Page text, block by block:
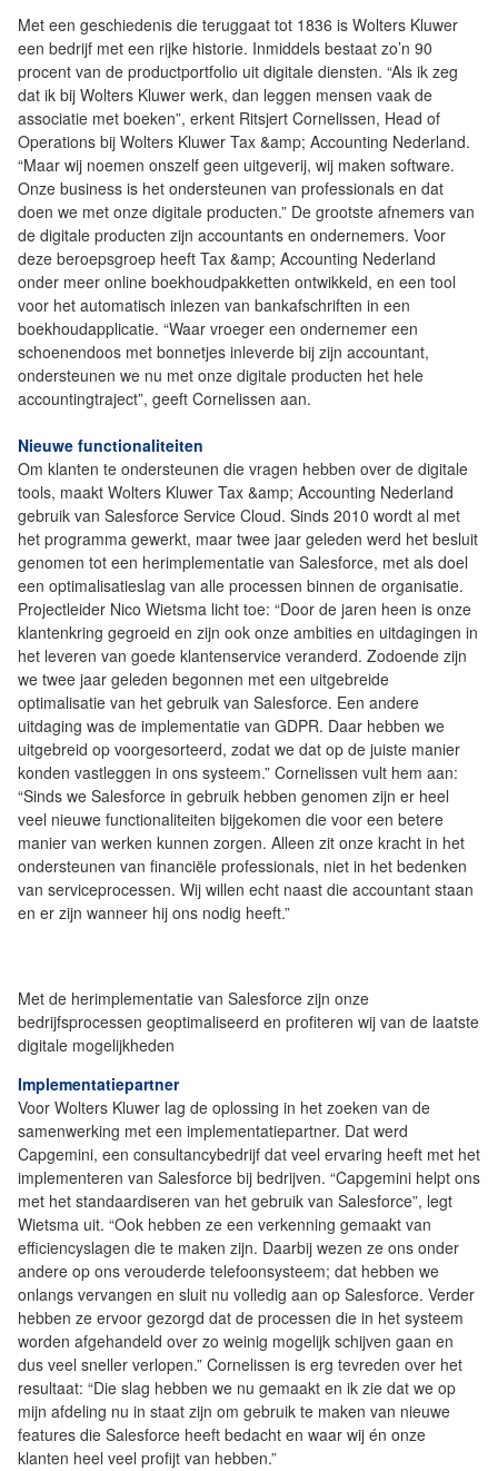
Met een geschiedenis die teruggaat tot 1836 is Wolters Kluwer
een bedrijf met een rijke historie. Inmiddels bestaat zo’n 90
procent van de productportfolio uit digitale diensten. “Als ik zeg
dat ik bij Wolters Kluwer werk, dan leggen mensen vaak de
associatie met boeken”, erkent Ritsjert Cornelissen, Head of
Operations bij Wolters Kluwer Tax &amp; Accounting Nederland.
“Maar wij noemen onszelf geen uitgeverij, wij maken software.
Onze business is het ondersteunen van professionals en dat
doen we met onze digitale producten.” De grootste afnemers van
de digitale producten zijn accountants en ondernemers. Voor
deze beroepsgroep heeft Tax &amp; Accounting Nederland
onder meer online boekhoudpakketten ontwikkeld, en een tool
voor het automatisch inlezen van bankafschriften in een
boekhoudapplicatie. “Waar vroeger een ondernemer een
schoenendoos met bonnetjes inleverde bij zijn accountant,
ondersteunen we nu met onze digitale producten het hele
accountingtraject”, geeft Cornelissen aan.
Nieuwe functionaliteiten
Om klanten te ondersteunen die vragen hebben over de digitale
tools, maakt Wolters Kluwer Tax &amp; Accounting Nederland
gebruik van Salesforce Service Cloud. Sinds 2010 wordt al met
het programma gewerkt, maar twee jaar geleden werd het besluit
genomen tot een herimplementatie van Salesforce, met als doel
een optimalisatieslag van alle processen binnen de organisatie.
Projectleider Nico Wietsma licht toe: “Door de jaren heen is onze
klantenkring gegroeid en zijn ook onze ambities en uitdagingen in
het leveren van goede klantenservice veranderd. Zodoende zijn
we twee jaar geleden begonnen met een uitgebreide
optimalisatie van het gebruik van Salesforce. Een andere
uitdaging was de implementatie van GDPR. Daar hebben we
uitgebreid op voorgesorteerd, zodat we dat op de juiste manier
konden vastleggen in ons systeem.” Cornelissen vult hem aan:
“Sinds we Salesforce in gebruik hebben genomen zijn er heel
veel nieuwe functionaliteiten bijgekomen die voor een betere
manier van werken kunnen zorgen. Alleen zit onze kracht in het
ondersteunen van financiële professionals, niet in het bedenken
van serviceprocessen. Wij willen echt naast die accountant staan
en er zijn wanneer hij ons nodig heeft.”
Met de herimplementatie van Salesforce zijn onze
bedrijfsprocessen geoptimaliseerd en profiteren wij van de laatste
digitale mogelijkheden
Implementatiepartner
Voor Wolters Kluwer lag de oplossing in het zoeken van de
samenwerking met een implementatiepartner. Dat werd
Capgemini, een consultancybedrijf dat veel ervaring heeft met het
implementeren van Salesforce bij bedrijven. “Capgemini helpt ons
met het standaardiseren van het gebruik van Salesforce”, legt
Wietsma uit. “Ook hebben ze een verkenning gemaakt van
efficiencyslagen die te maken zijn. Daarbij wezen ze ons onder
andere op ons verouderde telefoonsysteem; dat hebben we
onlangs vervangen en sluit nu volledig aan op Salesforce. Verder
hebben ze ervoor gezorgd dat de processen die in het systeem
worden afgehandeld over zo weinig mogelijk schijven gaan en
dus veel sneller verlopen.” Cornelissen is erg tevreden over het
resultaat: “Die slag hebben we nu gemaakt en ik zie dat we op
mijn afdeling nu in staat zijn om gebruik te maken van nieuwe
features die Salesforce heeft bedacht en waar wij én onze
klanten heel veel profijt van hebben.”